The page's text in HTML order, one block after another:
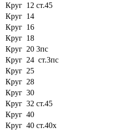
Круг 12 ст.45
Круг 14
Круг 16
Круг 18
Круг 20 3пс
Круг 24 ст.3пс
Круг 25
Круг 28
Круг 30
Круг 32 ст.45
Круг 40
Круг 40 ст.40х